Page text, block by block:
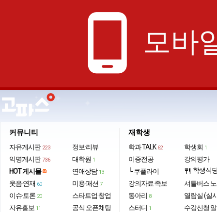
phone_android 모바
커뮤니티
자유게시판 223
익명게시판 736
HOT 게시물
웃음·연재 60
이슈·토론 20
자유홍보 11
정보·리뷰
대학원 1
연애상담 13
미용·패션 7
스타트업·창업
공식 오픈채팅
재학생
학과 TALK 62
이중전공
└ 쿠플라이
강의자료·족보
동아리 8
스터디 1
학생회 1
강의평가
restaurant 학생식
셔틀버스
열람실 (실
수강신청